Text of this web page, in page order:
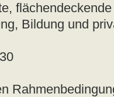
Bildung und